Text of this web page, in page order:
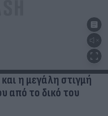
η μεγάλη στιγμή
από το δικό του